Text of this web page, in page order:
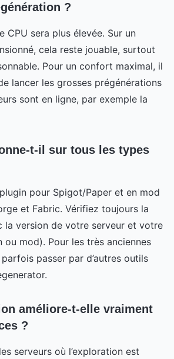
?
CPU sera plus élevée. Sur un
cela reste jouable, surtout
Pour un confort maximal, il
lancer les grosses prégénérations
sont en ligne, par exemple la
t-il sur tous les types
pour Spigot/Paper et en mod
et Fabric. Vérifiez toujours la
la version de votre serveur et votre
mod). Pour les très anciennes
passer par d’autres outils
améliore-t-elle vraiment
?
serveurs où l’exploration est